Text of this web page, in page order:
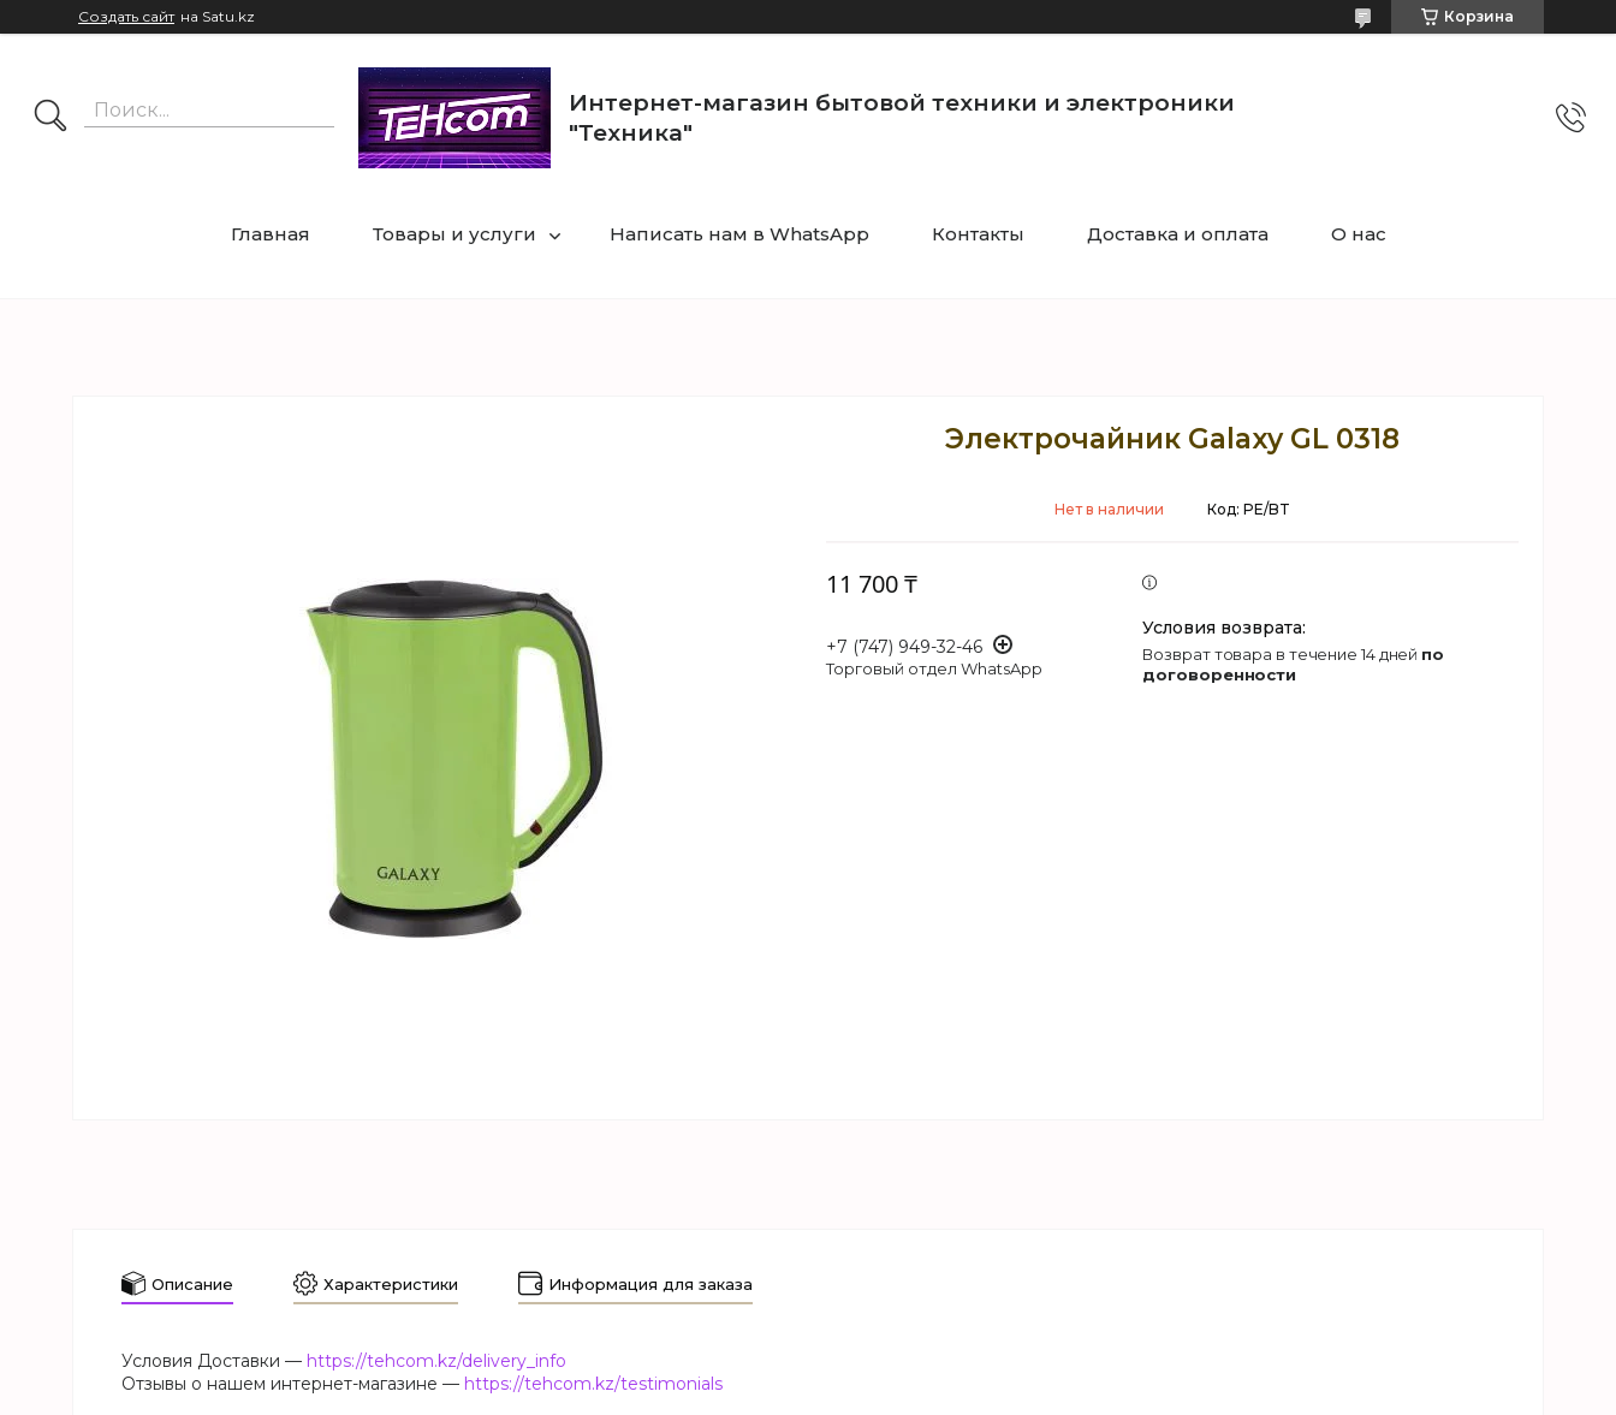
Создать сайт на Satu.kz Корзина
Интернет-магазин бытовой техники и электроники
"Техника"
Главная Товары и услуги Написать нам в WhatsApp Контакты Доставка и оплата О нас
Электрочайник Galaxy GL 0318
Нет в наличии Код: PE/BT
11 700 ₸
+7 (747) 949-32-46
Торговый отдел WhatsApp
возврат товара в течение 14 дней по
договоренности
Описание Характеристики Информация для заказа
Условия Доставки — https://tehcom.kz/delivery_info
Отзывы о нашем интернет-магазине — https://tehcom.kz/testimonials